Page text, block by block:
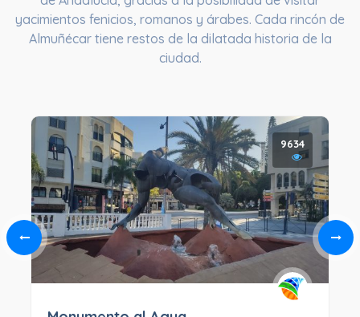
yacimientos fenicios, romanos y árabes. Cada rincón de
Almuñécar tiene restos de la dilatada historia de la
ciudad.
9634